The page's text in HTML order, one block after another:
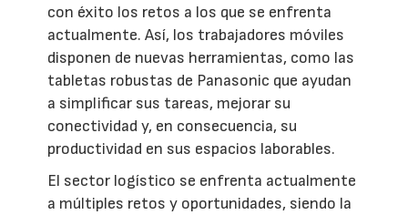
con éxito los retos a los que se enfrenta
actualmente. Así, los trabajadores móviles
disponen de nuevas herramientas, como las
tabletas robustas de Panasonic que ayudan
a simplificar sus tareas, mejorar su
conectividad y, en consecuencia, su
productividad en sus espacios laborables.
El sector logístico se enfrenta actualmente
a múltiples retos y oportunidades, siendo la